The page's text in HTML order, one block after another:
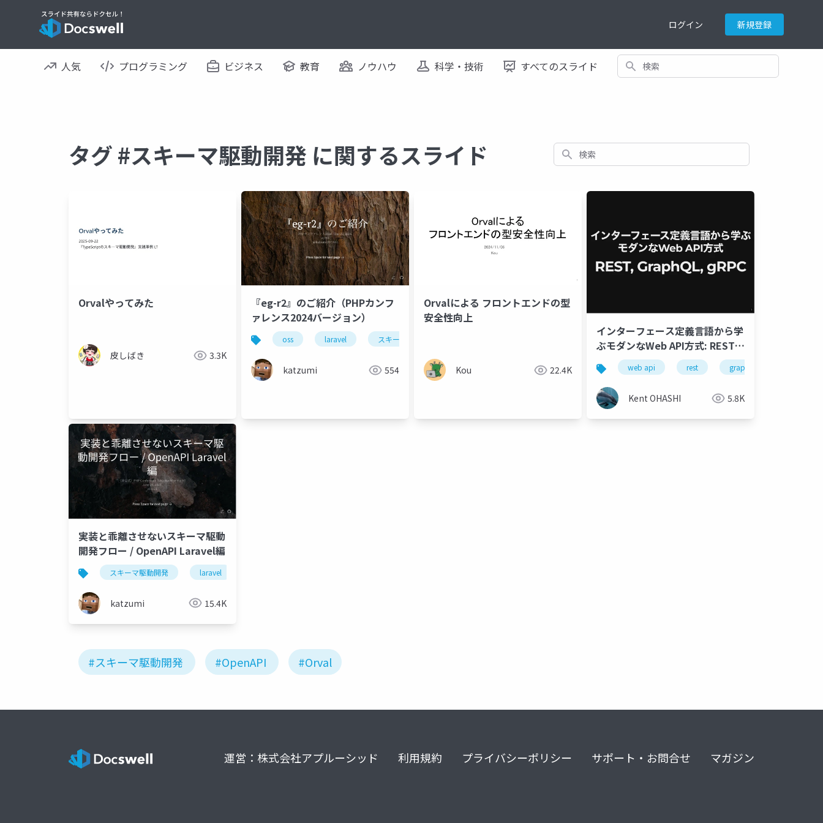
ログイン 新規登録
人気 プログラミング ビジネス 教育 ノウハウ 科学・技術 すべてのスライド 検索
タグ #スキーマ駆動開発 に関するスライド 検索
Orvalやってみた
皮しばき 3.3K
『eg-r2』のご紹介（PHPカンフ
ァレンス2024バージョン）
oss laravel スキーマ駆動開発
katzumi 554
Orvalによる フロントエンドの型
安全性向上
Kou 22.4K
インターフェース定義言語から学
ぶモダンなWeb API方式: REST,
GraphQL, gRPC
web api rest graphql
Kent OHASHI 5.8K
実装と乖離させないスキーマ駆動
開発フロー / OpenAPI Laravel編
スキーマ駆動開発 laravel
katzumi 15.4K
#スキーマ駆動開発 #OpenAPI #Orval
運営：株式会社アプルーシッド 利用規約 プライバシーポリシー サポート・お問合せ マガジン